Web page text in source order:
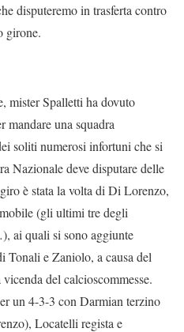
disputeremo in trasferta contro
girone.
mister Spalletti ha dovuto
mandare una squadra
soliti numerosi infortuni che si
Nazionale deve disputare delle
è stata la volta di Di Lorenzo,
(gli ultimi tre degli
ai quali si sono aggiunte
Tonali e Zaniolo, a causa del
del calcioscommesse.
un 4-3-3 con Darmian terzino
Locatelli regista e